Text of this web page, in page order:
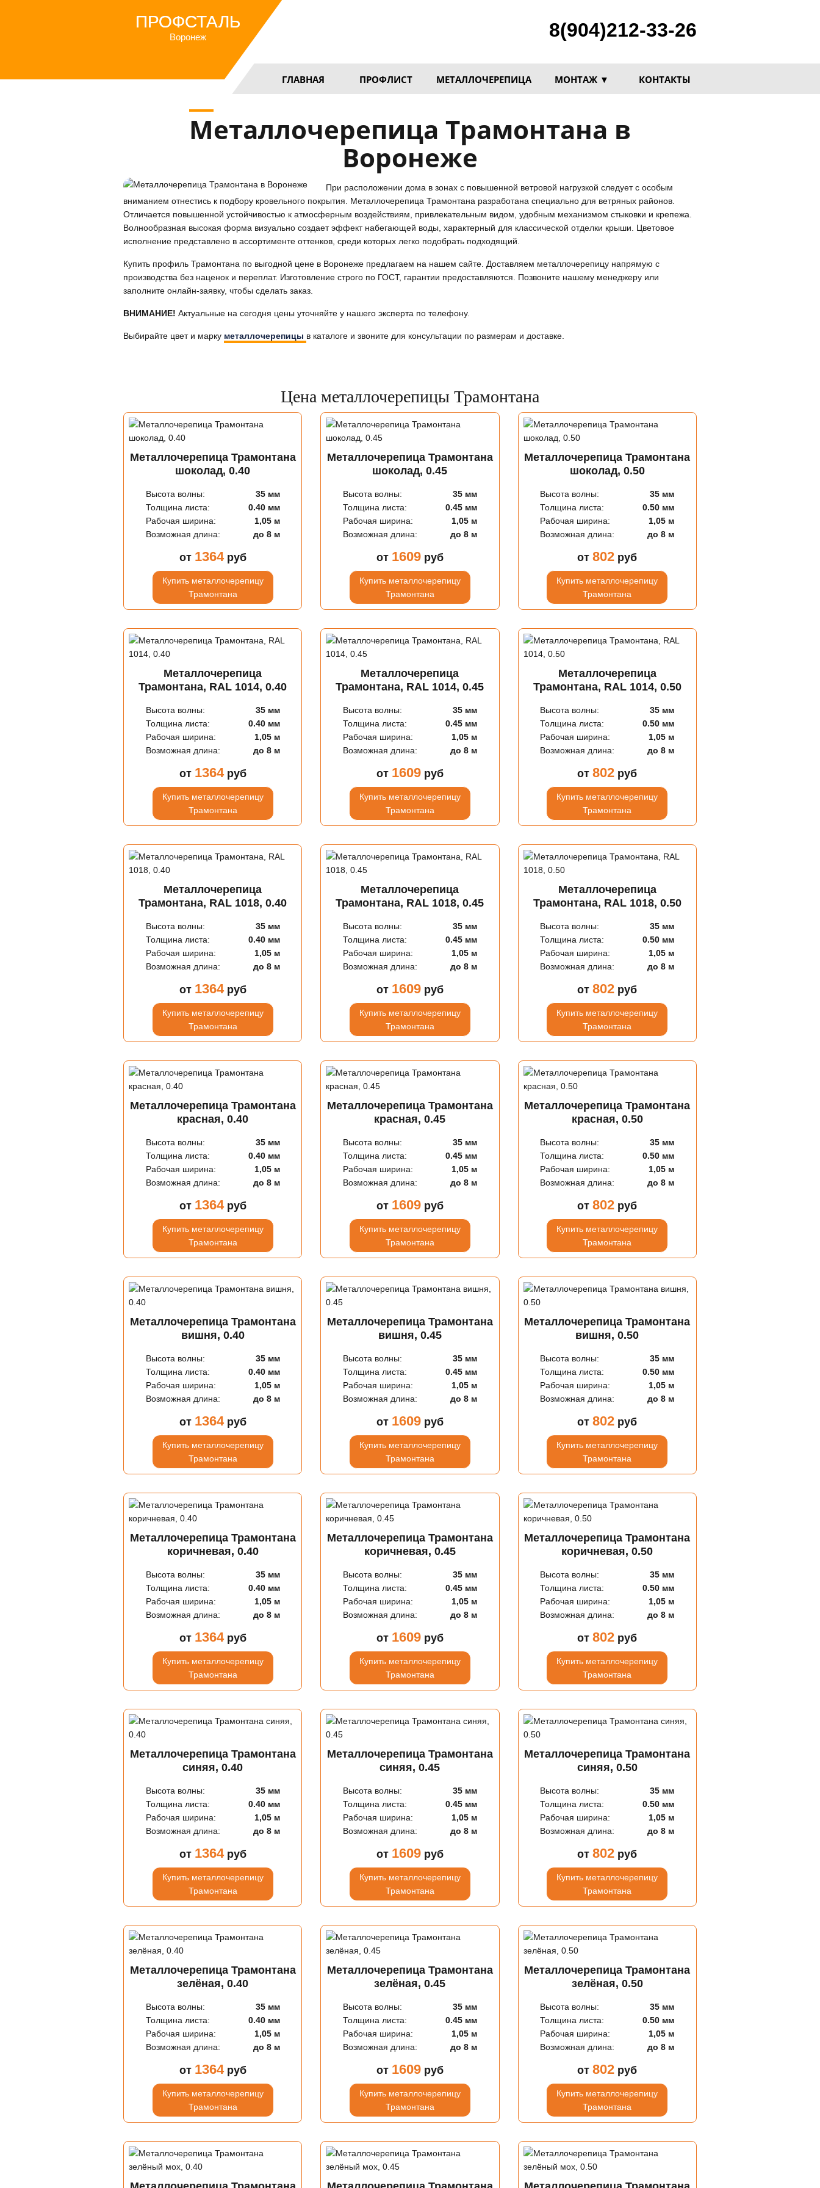
ПРОФСТАЛЬ
Воронеж 8(904)212-33-26
ГЛАВНАЯ ПРОФЛИСТ МЕТАЛЛОЧЕРЕПИЦА МОНТАЖ ▼ КОНТАКТЫ
Металлочерепица Трамонтана в
Воронеже
При расположении дома в зонах с повышенной ветровой нагрузкой следует с особым
вниманием отнестись к подбору кровельного покрытия. Металлочерепица Трамонтана разработана специально для ветряных районов.
Отличается повышенной устойчивостью к атмосферным воздействиям, привлекательным видом, удобным механизмом стыковки и крепежа.
Волнообразная высокая форма визуально создает эффект набегающей воды, характерный для классической отделки крыши. Цветовое
исполнение представлено в ассортименте оттенков, среди которых легко подобрать подходящий.
Купить профиль Трамонтана по выгодной цене в Воронеже предлагаем на нашем сайте. Доставляем металлочерепицу напрямую с
производства без наценок и переплат. Изготовление строго по ГОСТ, гарантии предоставляются. Позвоните нашему менеджеру или
заполните онлайн-заявку, чтобы сделать заказ.
ВНИМАНИЕ! Актуальные на сегодня цены уточняйте у нашего эксперта по телефону.
Выбирайте цвет и марку металлочерепицы в каталоге и звоните для консультации по размерам и доставке.
Цена металлочерепицы Трамонтана
Металлочерепица Трамонтана
шоколад, 0.40
Высота волны:
35 мм
Толщина листа:
0.40 мм
Рабочая ширина:
1,05 м
Возможная длина:
до 8 м
от 1364руб
Купить металлочерепицу
Трамонтана
Металлочерепица Трамонтана
шоколад, 0.45
Высота волны:
35 мм
Толщина листа:
0.45 мм
Рабочая ширина:
1,05 м
Возможная длина:
до 8 м
от 1609руб
Купить металлочерепицу
Трамонтана
Металлочерепица Трамонтана
шоколад, 0.50
Высота волны:
35 мм
Толщина листа:
0.50 мм
Рабочая ширина:
1,05 м
Возможная длина:
до 8 м
от802 руб
Купить металлочерепицу
Трамонтана
Металлочерепица
Трамонтана, RAL 1014, 0.40
Высота волны:
35 мм
Толщина листа:
0.40 мм
Рабочая ширина:
1,05 м
Возможная длина:
до 8 м
от 1364руб
Купить металлочерепицу
Трамонтана
Металлочерепица
Трамонтана, RAL 1014, 0.45
Высота волны:
35 мм
Толщина листа:
0.45 мм
Рабочая ширина:
1,05 м
Возможная длина:
до 8 м
от 1609руб
Купить металлочерепицу
Трамонтана
Металлочерепица
Трамонтана, RAL 1014, 0.50
Высота волны:
35 мм
Толщина листа:
0.50 мм
Рабочая ширина:
1,05 м
Возможная длина:
до 8 м
от802 руб
Купить металлочерепицу
Трамонтана
Металлочерепица
Трамонтана, RAL 1018, 0.40
Высота волны:
35 мм
Толщина листа:
0.40 мм
Рабочая ширина:
1,05 м
Возможная длина:
до 8 м
от 1364руб
Купить металлочерепицу
Трамонтана
Металлочерепица
Трамонтана, RAL 1018, 0.45
Высота волны:
35 мм
Толщина листа:
0.45 мм
Рабочая ширина:
1,05 м
Возможная длина:
до 8 м
от 1609руб
Купить металлочерепицу
Трамонтана
Металлочерепица
Трамонтана, RAL 1018, 0.50
Высота волны:
35 мм
Толщина листа:
0.50 мм
Рабочая ширина:
1,05 м
Возможная длина:
до 8 м
от802 руб
Купить металлочерепицу
Трамонтана
Металлочерепица Трамонтана
красная, 0.40
Высота волны:
35 мм
Толщина листа:
0.40 мм
Рабочая ширина:
1,05 м
Возможная длина:
до 8 м
от 1364руб
Купить металлочерепицу
Трамонтана
Металлочерепица Трамонтана
красная, 0.45
Высота волны:
35 мм
Толщина листа:
0.45 мм
Рабочая ширина:
1,05 м
Возможная длина:
до 8 м
от 1609руб
Купить металлочерепицу
Трамонтана
Металлочерепица Трамонтана
красная, 0.50
Высота волны:
35 мм
Толщина листа:
0.50 мм
Рабочая ширина:
1,05 м
Возможная длина:
до 8 м
от802 руб
Купить металлочерепицу
Трамонтана
Металлочерепица Трамонтана
вишня, 0.40
Высота волны:
35 мм
Толщина листа:
0.40 мм
Рабочая ширина:
1,05 м
Возможная длина:
до 8 м
от 1364руб
Купить металлочерепицу
Трамонтана
Металлочерепица Трамонтана
вишня, 0.45
Высота волны:
35 мм
Толщина листа:
0.45 мм
Рабочая ширина:
1,05 м
Возможная длина:
до 8 м
от 1609руб
Купить металлочерепицу
Трамонтана
Металлочерепица Трамонтана
вишня, 0.50
Высота волны:
35 мм
Толщина листа:
0.50 мм
Рабочая ширина:
1,05 м
Возможная длина:
до 8 м
от802 руб
Купить металлочерепицу
Трамонтана
Металлочерепица Трамонтана
коричневая, 0.40
Высота волны:
35 мм
Толщина листа:
0.40 мм
Рабочая ширина:
1,05 м
Возможная длина:
до 8 м
от 1364руб
Купить металлочерепицу
Трамонтана
Металлочерепица Трамонтана
коричневая, 0.45
Высота волны:
35 мм
Толщина листа:
0.45 мм
Рабочая ширина:
1,05 м
Возможная длина:
до 8 м
от 1609руб
Купить металлочерепицу
Трамонтана
Металлочерепица Трамонтана
коричневая, 0.50
Высота волны:
35 мм
Толщина листа:
0.50 мм
Рабочая ширина:
1,05 м
Возможная длина:
до 8 м
от802 руб
Купить металлочерепицу
Трамонтана
Металлочерепица Трамонтана
синяя, 0.40
Высота волны:
35 мм
Толщина листа:
0.40 мм
Рабочая ширина:
1,05 м
Возможная длина:
до 8 м
от 1364руб
Купить металлочерепицу
Трамонтана
Металлочерепица Трамонтана
синяя, 0.45
Высота волны:
35 мм
Толщина листа:
0.45 мм
Рабочая ширина:
1,05 м
Возможная длина:
до 8 м
от 1609руб
Купить металлочерепицу
Трамонтана
Металлочерепица Трамонтана
синяя, 0.50
Высота волны:
35 мм
Толщина листа:
0.50 мм
Рабочая ширина:
1,05 м
Возможная длина:
до 8 м
от802 руб
Купить металлочерепицу
Трамонтана
Металлочерепица Трамонтана
зелёная, 0.40
Высота волны:
35 мм
Толщина листа:
0.40 мм
Рабочая ширина:
1,05 м
Возможная длина:
до 8 м
от 1364руб
Купить металлочерепицу
Трамонтана
Металлочерепица Трамонтана
зелёная, 0.45
Высота волны:
35 мм
Толщина листа:
0.45 мм
Рабочая ширина:
1,05 м
Возможная длина:
до 8 м
от 1609руб
Купить металлочерепицу
Трамонтана
Металлочерепица Трамонтана
зелёная, 0.50
Высота волны:
35 мм
Толщина листа:
0.50 мм
Рабочая ширина:
1,05 м
Возможная длина:
до 8 м
от802 руб
Купить металлочерепицу
Трамонтана